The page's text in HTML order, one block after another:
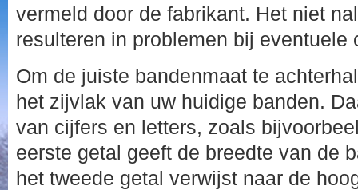
vermeld door de fabrikant. Het niet
resulteren in problemen bij eventuele
Om de juiste bandenmaat te
het zijvlak van uw huidige banden.
van cijfers en letters, zoals
eerste getal geeft de breedte van de
het tweede getal verwijst naar de